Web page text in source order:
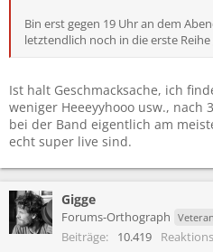
Bin erst gegen 19 Uhr an dem
letztendlich noch in die erste
Ist halt Geschmacksache, ich
weniger Heeeyyhooo usw., nach
bei der Band eigentlich am
echt super live sind.
Gigge
Forums-Orthograph Veteran
Beiträge 10.419